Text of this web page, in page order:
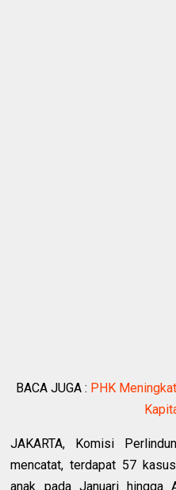
BACA JUGA : PHK
JAKARTA, Komisi
mencatat, terdapat 57
anak pada Januari hingga